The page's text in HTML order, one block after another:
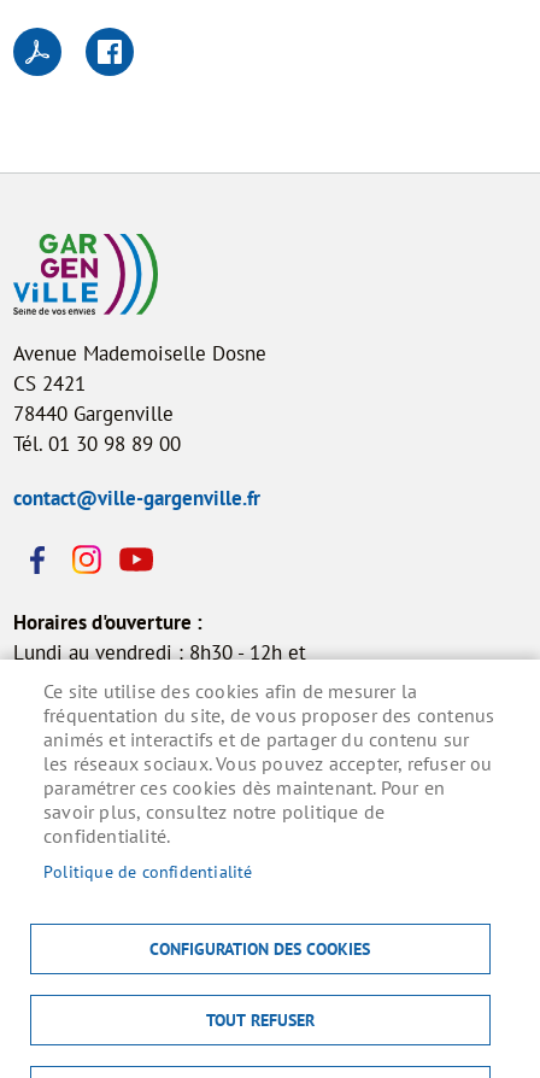
Avenue Mademoiselle Dosne
CS 2421
78440 Gargenville
Tél. 01 30 98 89 00
contact@ville-gargenville.fr
Horaires d'ouverture :
Lundi au vendredi : 8h30 - 12h et
13h30 - 17h30
Samedi : 9h - 12h (permanence
état civil)
Inscrivez-vous à la lettre d'information municipale
pour ne rien manquer de l'actualité.
S'ABONNER
MENU
ACCUEIL MENTIONS LÉGALES DONNÉES PERSONNELLES
ACCESSIBILITÉ : NON CONFORME COOKIES CONTACT
Ce site utilise des cookies afin de mesurer la
fréquentation du site, de vous proposer des contenus
animés et interactifs et de partager du contenu sur
les réseaux sociaux. Vous pouvez accepter, refuser ou
paramétrer ces cookies dès maintenant. Pour en
savoir plus, consultez notre politique de
confidentialité.
Politique de confidentialité
CONFIGURATION DES COOKIES
TOUT REFUSER